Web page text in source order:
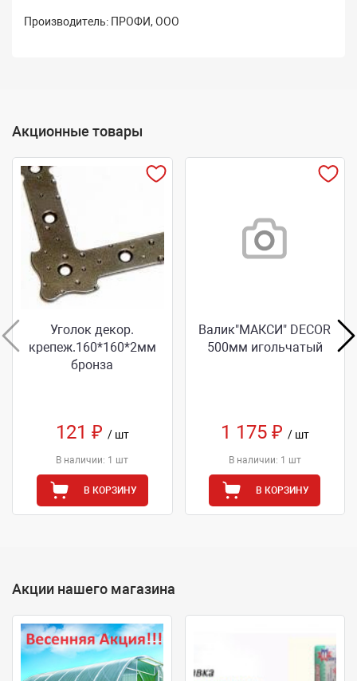
Производитель: ПРОФИ, ООО
Акционные товары
Уголок декор.
крепеж.160*160*2мм
бронза
121 ₽ / шт
В наличии: 1 шт
В КОРЗИНУ
Валик"МАКСИ" DECOR
500мм игольчатый
1 175 ₽ / шт
В наличии: 1 шт
В КОРЗИНУ
Акции нашего магазина